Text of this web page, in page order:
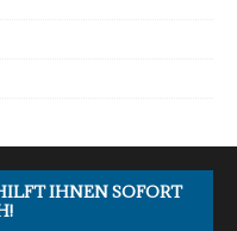
IHNEN SOFORT